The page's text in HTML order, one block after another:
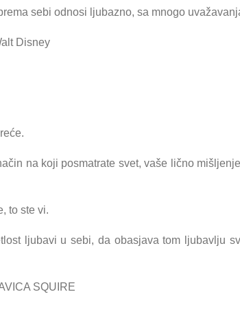
sebi odnosi ljubazno, sa mnogo
Disney
na koji posmatrate svet, vaše lično
to ste vi.
ljubavi u sebi, da obasjava tom ljubavlju
SQUIRE